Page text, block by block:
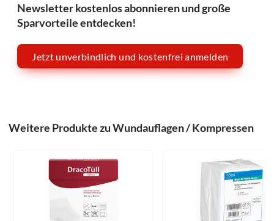
Newsletter kostenlos abonnieren und große
Sparvorteile entdecken!
Jetzt unverbindlich und kostenfrei anmelden
Weitere Produkte zu Wundauflagen / Kompressen